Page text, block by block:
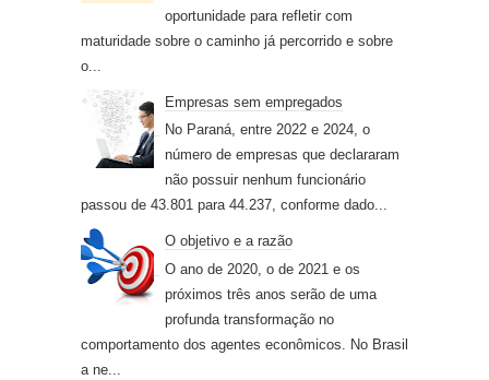
oportunidade para refletir com
maturidade sobre o caminho já percorrido e sobre
o...
Empresas sem empregados
No Paraná, entre 2022 e 2024, o
número de empresas que declararam
não possuir nenhum funcionário
passou de 43.801 para 44.237, conforme dado...
O objetivo e a razão
O ano de 2020, o de 2021 e os
próximos três anos serão de uma
profunda transformação no
comportamento dos agentes econômicos. No Brasil
a ne...